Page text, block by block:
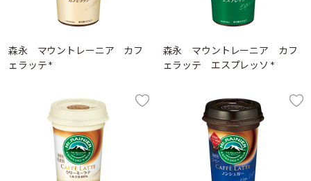
森永 マウントレーニア カフ
ェラッテ *
森永 マウントレーニア カフ
ェラッテ エスプレッソ *